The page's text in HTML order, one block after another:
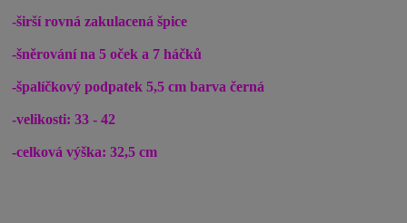
-širší rovná zakulacená špice
-šněrování na 5 oček a 7 háčků
-špalíčkový podpatek 5,5 cm barva černá
-velikosti: 33 - 42
-celková výška: 32,5 cm